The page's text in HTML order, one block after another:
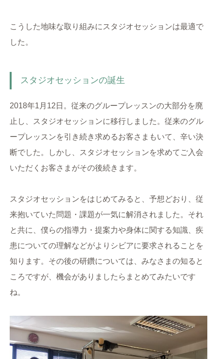
こうした地味な取り組みにスタジオセッションは最適で
した。
スタジオセッションの誕生
2018年1月12日。従来のグループレッスンの大部分を廃
止し、スタジオセッションに移行しました。従来のグル
ープレッスンを引き続き求めるお客さまもいて、辛い決
断でした。しかし、スタジオセッションを求めてご入会
いただくお客さまがその後続きます。
スタジオセッションをはじめてみると、予想どおり、従
来抱いていた問題・課題が一気に解消されました。それ
と共に、僕らの指導力・提案力や身体に関する知識、疾
患についての理解などがよりシビアに要求されることを
知ります。その後の研鑽については、みなさまの知ると
ころですが、機会がありましたらまとめてみたいです
ね。